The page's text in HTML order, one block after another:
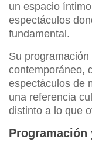
un espacio
espectáculos
fundamental.
Su
contemporáneo,
espectáculos de
una referencia
distinto a lo que
Programación